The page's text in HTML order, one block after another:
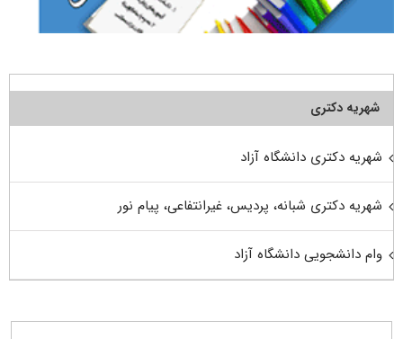
شهریه دکتری
شهریه دکتری دانشگاه آزاد
شهریه دکتری شبانه، پردیس، غیرانتفاعی، پیام نور
وام دانشجویی دانشگاه آزاد